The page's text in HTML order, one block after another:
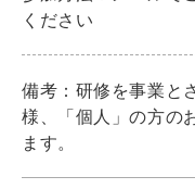
ください
備考：研修を事業と
様、「個人」の方の
ます。